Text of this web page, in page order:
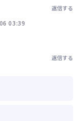
返信する
03:39
返信する